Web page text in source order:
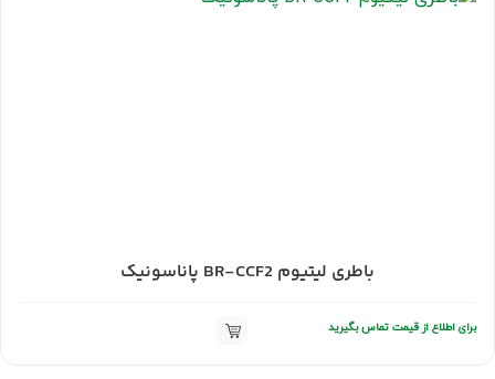
باطری لیتیوم BR-CCF2 پاناسونیک
برای اطلاع از قیمت تماس بگیرید